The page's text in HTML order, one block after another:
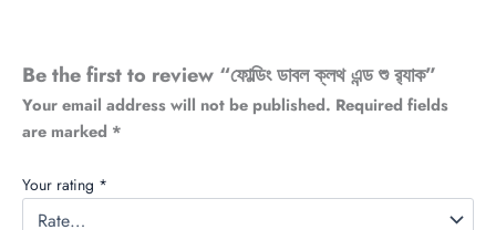
Be the first to review “ফোল্ডিং ডাবল ক্লথ এন্ড শু র‍্যাক”
Your email address will not be published. Required fields
are marked *
Your rating *